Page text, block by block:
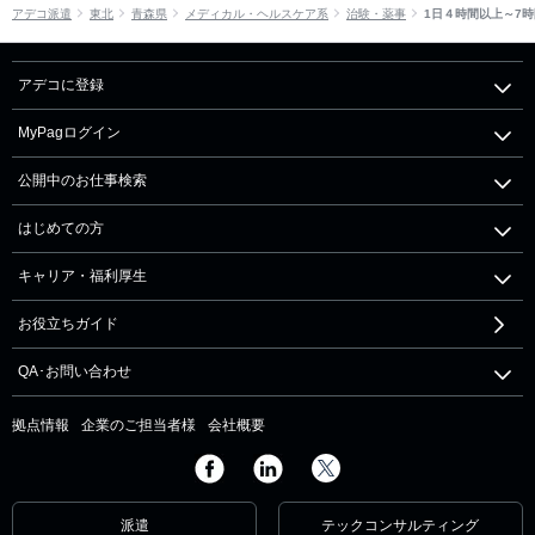
アデコ派遣 東北 青森県 メディカル・ヘルスケア系 治験・薬事 1日４時間以上～7
アデコに登録
MyPagログイン
公開中のお仕事検索
はじめての方
キャリア・福利厚生
お役立ちガイド
QA･お問い合わせ
拠点情報 企業のご担当者様 会社概要
派遣 テックコンサルティング